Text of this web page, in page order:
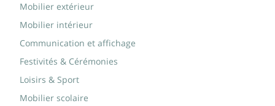
Mobilier extérieur
Mobilier intérieur
Communication et affichage
Festivités & Cérémonies
Loisirs & Sport
Mobilier scolaire